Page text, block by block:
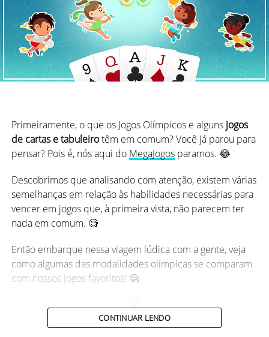
Primeiramente, o que os Jogos Olímpicos e alguns jogos
de cartas e tabuleirotêm em comum? Você já parou para
pensar? Pois é, nós aqui do MegaJogosparamos. 😂
Descobrimos que analisando com atenção, existem várias
semelhanças em relação às habilidades necessárias para
vencer em jogos que, à primeira vista, não parecem ter
nada em comum. 🧐
Então embarque nessa viagem lúdica com a gente, veja
como algumas das modalidades olímpicas se comparam
com nossos jogos favoritos! 🤗
CONTINUAR LENDO